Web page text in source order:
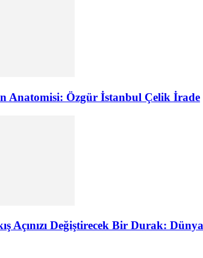
Anatomisi: Özgür İstanbul Çelik İrade
Açınızı Değiştirecek Bir Durak: